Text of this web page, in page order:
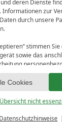
deren Dienste
Informationen zur
durch unsere
stimmen
sowie das
unseren Partnern
Sie bitte auf
Sie unter
Auswahl im
Cookies
Übersicht nicht
Datenschutzhinweise